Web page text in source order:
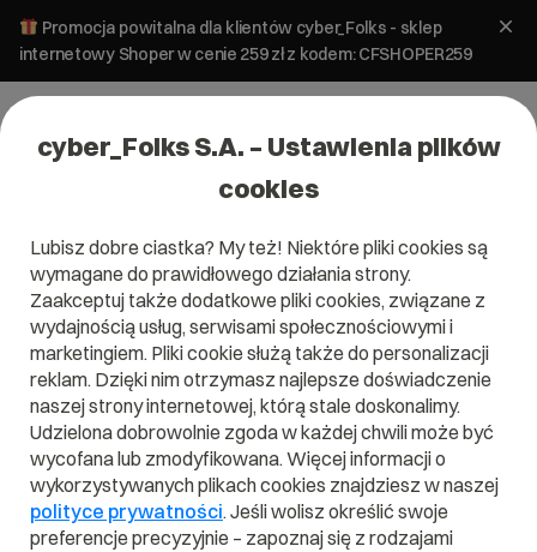
Promocja powitalna dla klientów cyber_Folks - sklep
internetowy Shoper w cenie 259 zł z kodem: CFSHOPER259
Tworzenie stron
WordPress 5.3 – jak zbudować
stronę firmową na motywie Twenty
Twenty?
13 stycznia 2023 ok.5min
cyber_Folks S.A. – Ustawienia plików
cookies
Lubisz dobre ciastka? My też! Niektóre pliki cookies są
wymagane do prawidłowego działania strony.
Zaakceptuj także dodatkowe pliki cookies, związane z
wydajnością usług, serwisami społecznościowymi i
marketingiem. Pliki cookie służą także do personalizacji
reklam. Dzięki nim otrzymasz najlepsze doświadczenie
naszej strony internetowej, którą stale doskonalimy.
Udzielona dobrowolnie zgoda w każdej chwili może być
wycofana lub zmodyfikowana. Więcej informacji o
wykorzystywanych plikach cookies znajdziesz w naszej
polityce prywatności. Jeśli wolisz określić swoje
preferencje precyzyjnie – zapoznaj się z rodzajami